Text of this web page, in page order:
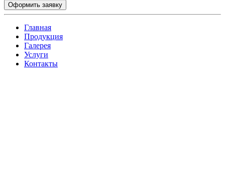
Оформить заявку
Главная
Продукция
Галерея
Услуги
Контакты